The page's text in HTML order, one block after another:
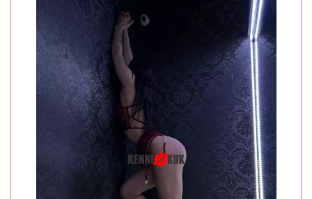
Створити оголошення